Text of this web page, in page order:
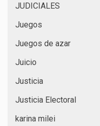
JUDICIALES
Juegos
Juegos de azar
Juicio
Justicia
Justicia Electoral
karina milei